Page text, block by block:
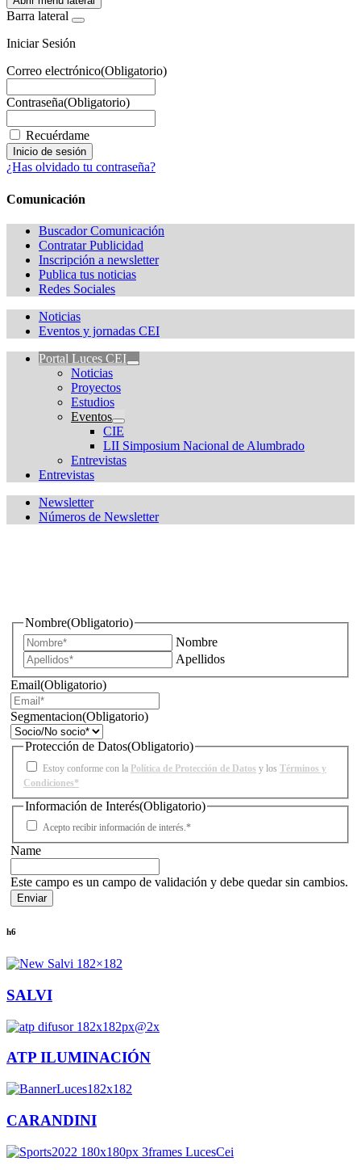
Barra lateral
Iniciar Sesión
Correo electrónico(Obligatorio)
Contraseña(Obligatorio)
Recuérdame
¿Has olvidado tu contraseña?
Comunicación
Buscador Comunicación
Contratar Publicidad
Inscripción a newsletter
Publica tus noticias
Redes Sociales
Noticias
Eventos y jornadas CEI
Portal Luces CEI
Noticias
Proyectos
Estudios
Eventos
CIE
LII Simposium Nacional de Alumbrado
Entrevistas
Entrevistas
Newsletter
Números de Newsletter
Nombre(Obligatorio)
Nombre
Apellidos
Email(Obligatorio)
Segmentacion(Obligatorio)
Protección de Datos(Obligatorio)
Estoy conforme con la Política de Protección de Datos y los Términos y
Condiciones*
Información de Interés(Obligatorio)
Acepto recibir información de interés.*
Name
Este campo es un campo de validación y debe quedar sin cambios.
h6
SALVI
ATP ILUMINACIÓN
CARANDINI